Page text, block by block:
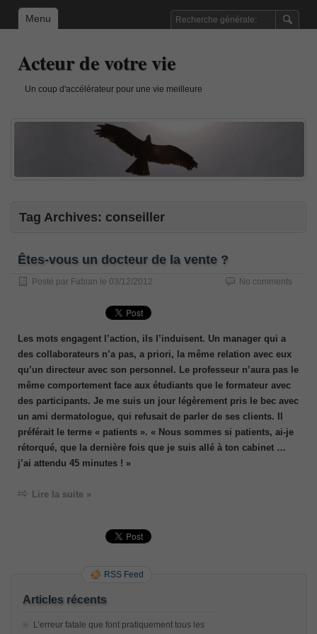
Menu
Acteur de votre vie
Un coup d'accélérateur pour une vie meilleure
Tag Archives: conseiller
Êtes-vous un docteur de la vente ?
Posté par Fabian le 03/12/2012 No comments
Les mots engagent l’action, ils l’induisent. Un manager qui a
des collaborateurs n’a pas, a priori, la même relation avec eux
qu’un directeur avec son personnel. Le professeur n’aura pas le
même comportement face aux étudiants que le formateur avec
des participants. Je me suis un jour légèrement pris le bec avec
un ami dermatologue, qui refusait de parler de ses clients. Il
préférait le terme « patients ». « Nous sommes si patients, ai-je
rétorqué, que la dernière fois que je suis allé à ton cabinet …
j’ai attendu 45 minutes ! »
Lire la suite »
RSS Feed
Articles récents
L’erreur fatale que font pratiquement tous les